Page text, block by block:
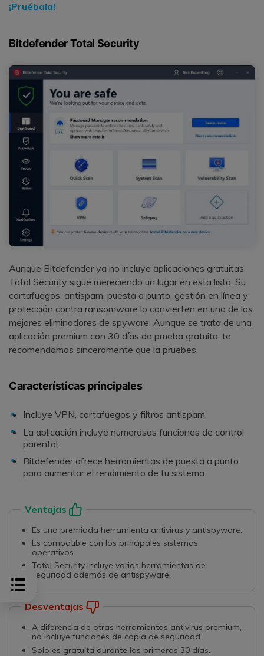
¡Pruébala!
Bitdefender Total Security
Aunque Bitdefender ya no incluye aplicaciones gratuitas,
Total Security sigue mereciendo un lugar en esta lista. Su
cortafuegos, antispam, puesta a punto, gestión en línea y
protección contra ransomware lo convierten en uno de los
mejores eliminadores de spyware. Aunque se trata de una
aplicación premium con 30 días de prueba gratuita, te
recomendamos sinceramente que la pruebes.
Características principales
Incluye VPN, cortafuegos y filtros antispam.
La aplicación incluye numerosas funciones de control
parental.
Bitdefender ofrece herramientas de puesta a punto
para aumentar el rendimiento de tu sistema.
Ventajas
Es una premiada herramienta antivirus y antispyware.
Es compatible con los principales sistemas
operativos.
Total Security incluye varias herramientas de
seguridad además de antispyware.
Desventajas
A diferencia de otras herramientas antivirus premium,
no incluye funciones de copia de seguridad.
Solo es gratuita durante los primeros 30 días.